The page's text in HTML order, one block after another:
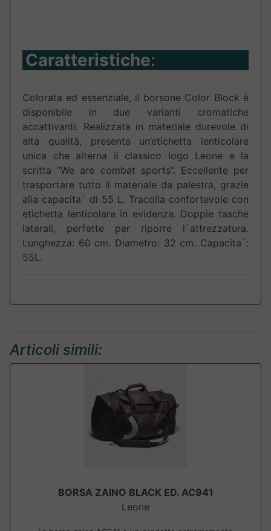
Caratteristiche:
Colorata ed essenziale, il borsone Color Block è
disponibile in due varianti cromatiche
accattivanti. Realizzata in materiale durevole di
alta qualità, presenta un’etichetta lenticolare
unica che alterna il classico logo Leone e la
scritta “We are combat sports”. Eccellente per
trasportare tutto il materiale da palestra, grazie
alla capacita` di 55 L. Tracolla confortevole con
etichetta lenticolare in evidenza. Doppie tasche
laterali, perfette per riporre l`attrezzatura.
Lunghezza: 60 cm. Diametro: 32 cm. Capacita`:
55L.
Articoli simili:
BORSA ZAINO BLACK ED. AC941
Leone